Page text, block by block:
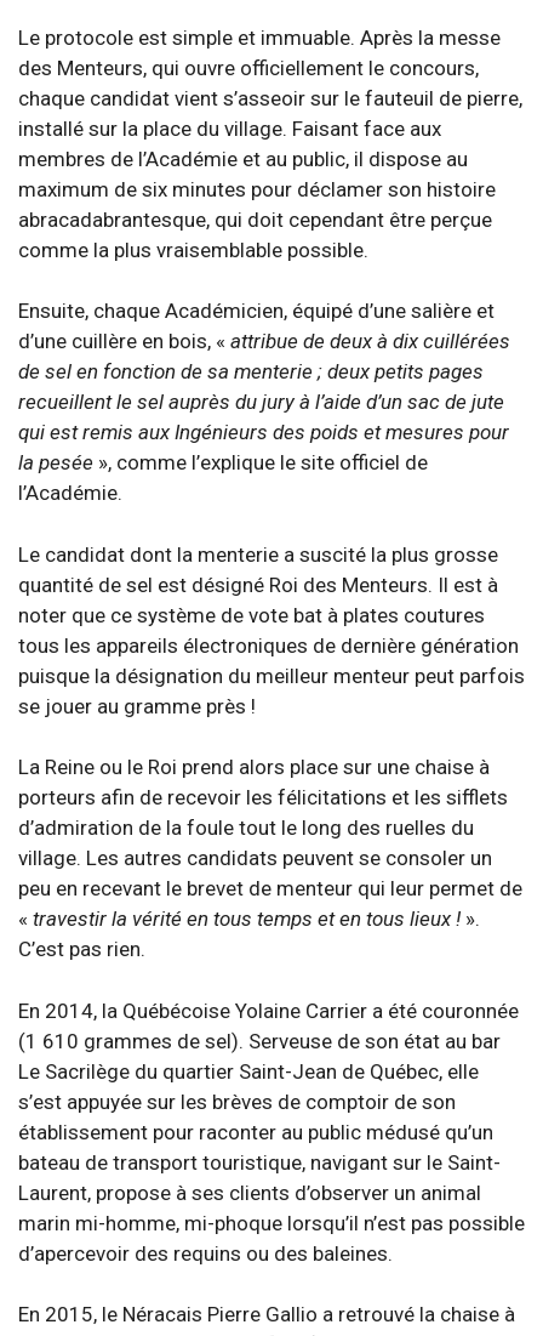
Le protocole est simple et immuable. Après la messe
des Menteurs, qui ouvre officiellement le concours,
chaque candidat vient s’asseoir sur le fauteuil de pierre,
installé sur la place du village. Faisant face aux
membres de l’Académie et au public, il dispose au
maximum de six minutes pour déclamer son histoire
abracadabrantesque, qui doit cependant être perçue
comme la plus vraisemblable possible.
Ensuite, chaque Académicien, équipé d’une salière et
d’une cuillère en bois, « attribue de deux à dix cuillérées
de sel en fonction de sa menterie ; deux petits pages
recueillent le sel auprès du jury à l’aide d’un sac de jute
qui est remis aux Ingénieurs des poids et mesures pour
la pesée », comme l’explique le site officiel de
l’Académie.
Le candidat dont la menterie a suscité la plus grosse
quantité de sel est désigné Roi des Menteurs. Il est à
noter que ce système de vote bat à plates coutures
tous les appareils électroniques de dernière génération
puisque la désignation du meilleur menteur peut parfois
se jouer au gramme près !
La Reine ou le Roi prend alors place sur une chaise à
porteurs afin de recevoir les félicitations et les sifflets
d’admiration de la foule tout le long des ruelles du
village. Les autres candidats peuvent se consoler un
peu en recevant le brevet de menteur qui leur permet de
« travestir la vérité en tous temps et en tous lieux ! ».
C’est pas rien.
En 2014, la Québécoise Yolaine Carrier a été couronnée
(1 610 grammes de sel). Serveuse de son état au bar
Le Sacrilège du quartier Saint-Jean de Québec, elle
s’est appuyée sur les brèves de comptoir de son
établissement pour raconter au public médusé qu’un
bateau de transport touristique, navigant sur le Saint-
Laurent, propose à ses clients d’observer un animal
marin mi-homme, mi-phoque lorsqu’il n’est pas possible
d’apercevoir des requins ou des baleines.
En 2015, le Néracais Pierre Gallio a retrouvé la chaise à